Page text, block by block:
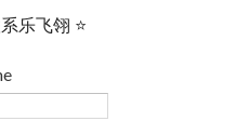
乐飞翎 ⭐